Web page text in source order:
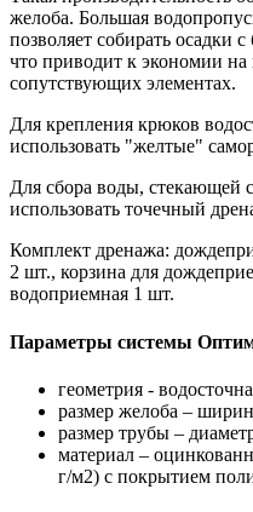
желоба. Большая
позволяет собирать осадки
что приводит к экономии на
сопутствующих элементах.
Для крепления крюков
использовать "желтые"
Для сбора воды, стекающей
использовать точечный
Комплект дренажа:
2 шт., корзина для
водоприемная 1 шт.
Параметры системы
геометрия -
размер желоба –
размер трубы –
материал –
г/м2) с покрытием